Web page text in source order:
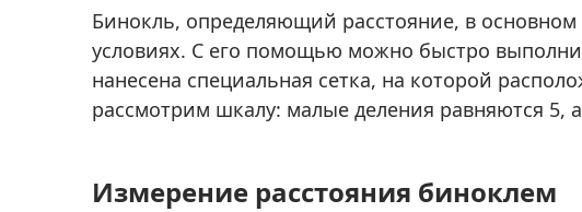
Приборы ночного видения
Тепловизоры
Прицелы
Метеостанции, барометры, часы
видения
Распродажа
Распродажа оптики
ценам
Бинокль, определяющий расстояние, в
условиях. С его помощью можно быстро
нанесена специальная сетка, на которой
рассмотрим шкалу: малые деления равняются 5,
Измерение расстояния биноклем